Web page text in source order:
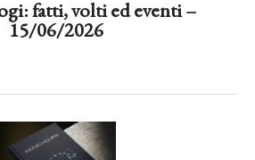
fatti, volti ed eventi –
15/06/2026